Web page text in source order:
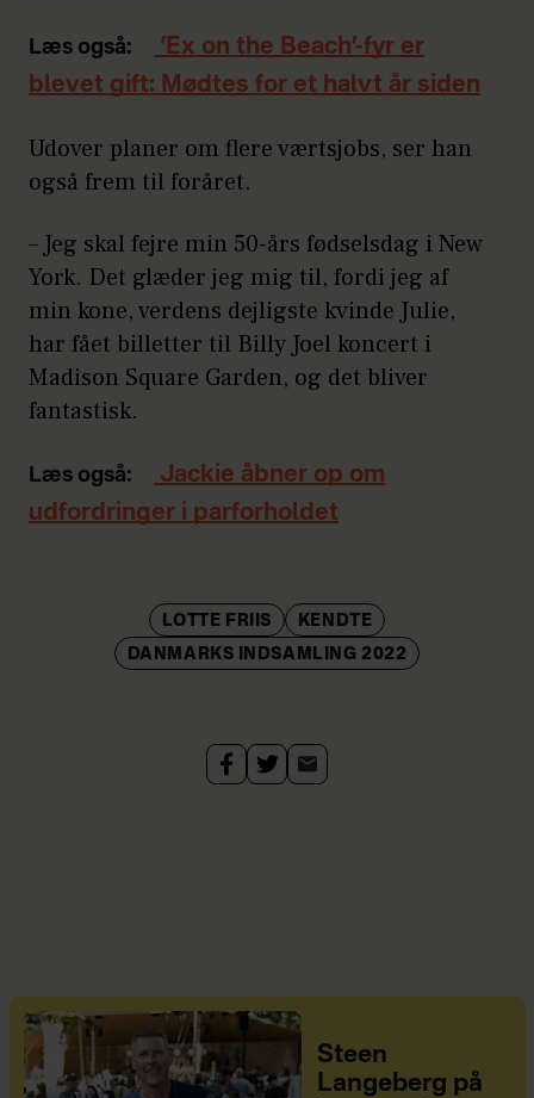
Læs også:
‘Ex on the Beach’-fyr er
blevet gift: Mødtes for et halvt år siden
Udover planer om flere værtsjobs, ser han
også frem til foråret.
– Jeg skal fejre min 50-års fødselsdag i New
York. Det glæder jeg mig til, fordi jeg af
min kone, verdens dejligste kvinde Julie,
har fået billetter til Billy Joel koncert i
Madison Square Garden, og det bliver
fantastisk.
Læs også:
Jackie åbner op om
udfordringer i parforholdet
LOTTE FRIIS
KENDTE
DANMARKS INDSAMLING 2022
Steen
Langeberg på